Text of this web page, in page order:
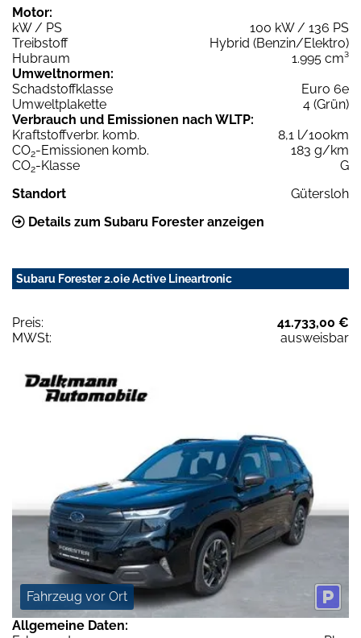
Motor:
kW / PS
100 kW / 136 PS
Treibstoff
Hybrid (Benzin/Elektro)
Hubraum
1.995 cm³
Umweltnormen:
Schadstoffklasse
Euro 6e
Umweltplakette
4 (Grün)
Verbrauch und Emissionen nach WLTP:
Kraftstoffverbr. komb.
8,1 l/100km
CO2-Emissionen komb.
183 g/km
CO2-Klasse
G
Standort
Gütersloh
Details zum Subaru Forester anzeigen
Subaru Forester 2.0ie Active Lineartronic
Preis:
41.733,00 €
MWSt:
ausweisbar
Fahrzeug vor Ort
Allgemeine Daten: